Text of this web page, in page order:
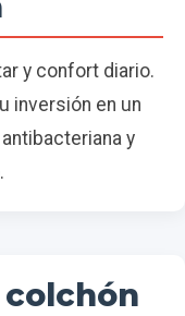
y confort diario.
inversión en un
y